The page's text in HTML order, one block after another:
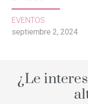
septiembre 2, 2024
EVENTOS
¿Le